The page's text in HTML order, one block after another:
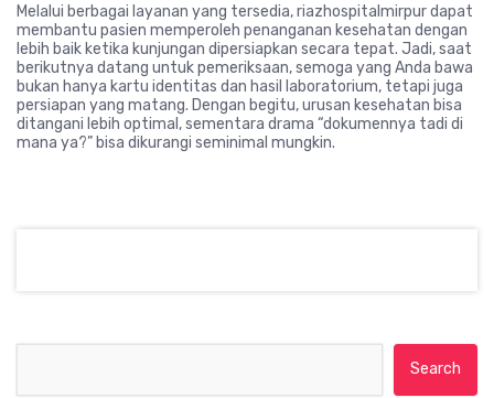
Melalui berbagai layanan yang tersedia,riazhospitalmirpurdapat
membantu pasien memperoleh penanganan kesehatan dengan
lebih baik ketika kunjungan dipersiapkan secara tepat. Jadi, saat
berikutnya datang untuk pemeriksaan, semoga yang Anda bawa
bukan hanya kartu identitas dan hasil laboratorium, tetapi juga
persiapan yang matang. Dengan begitu, urusan kesehatan bisa
ditangani lebih optimal, sementara drama “dokumennya tadi di
mana ya?” bisa dikurangi seminimal mungkin.